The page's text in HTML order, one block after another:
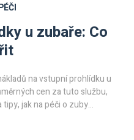
u zubaře: Co
na vstupní prohlídku u
cen za tuto službu,
jak na péči o zuby
může tento první krok